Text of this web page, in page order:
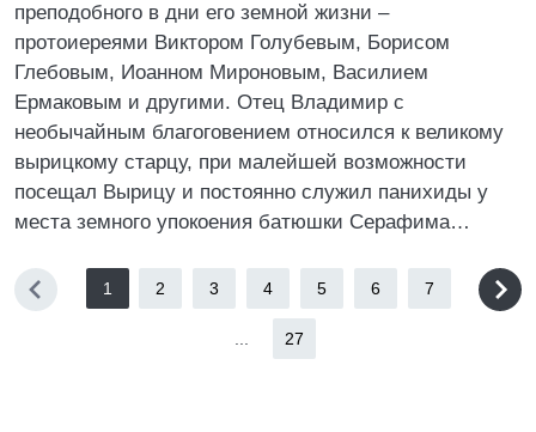
преподобного в дни его земной жизни –
протоиереями Виктором Голубевым, Борисом
Глебовым, Иоанном Мироновым, Василием
Ермаковым и другими. Отец Владимир с
необычайным благоговением относился к великому
вырицкому старцу, при малейшей возможности
посещал Вырицу и постоянно служил панихиды у
места земного упокоения батюшки Серафима…
1 2 3 4 5 6 7
27